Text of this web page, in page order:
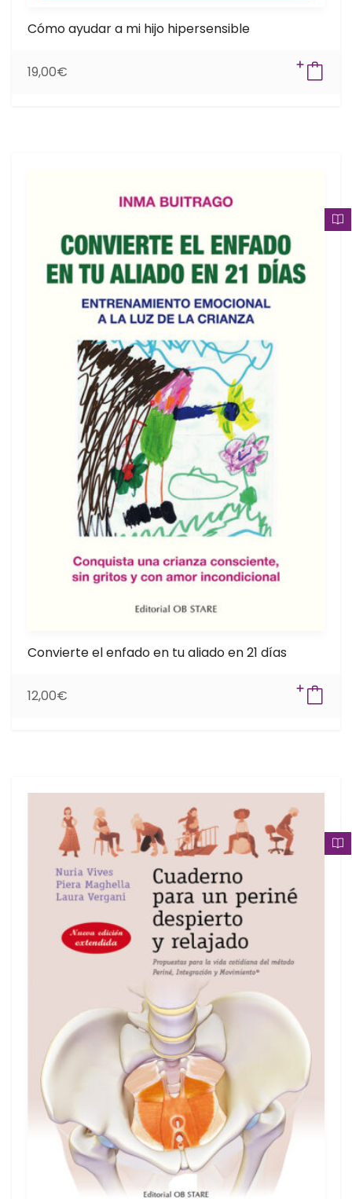
Cómo ayudar a mi hijo hipersensible
19,00€
Convierte el enfado en tu aliado en 21 días
12,00€